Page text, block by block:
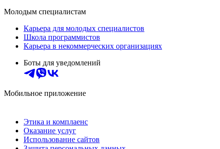
Молодым специалистам
Карьера для молодых специалистов
Школа программистов
Карьера в некоммерческих организациях
Боты для уведомлений
Мобильное приложение
Этика и комплаенс
Оказание услуг
Использование сайтов